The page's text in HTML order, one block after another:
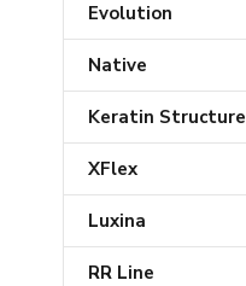
Evolution
Native
Keratin Structure
XFlex
Luxina
RR Line